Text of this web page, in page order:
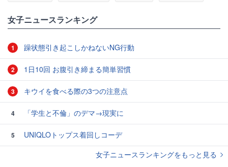
女子ニュースランキング
1 躁状態引き起こしかねないNG行動
2 1日10回 お腹引き締まる簡単習慣
3 キウイを食べる際の3つの注意点
4 「学生と不倫」のデマ→現実に
5
UNIQLOトップス着回しコーデ
女子ニュースランキングをもっと見る